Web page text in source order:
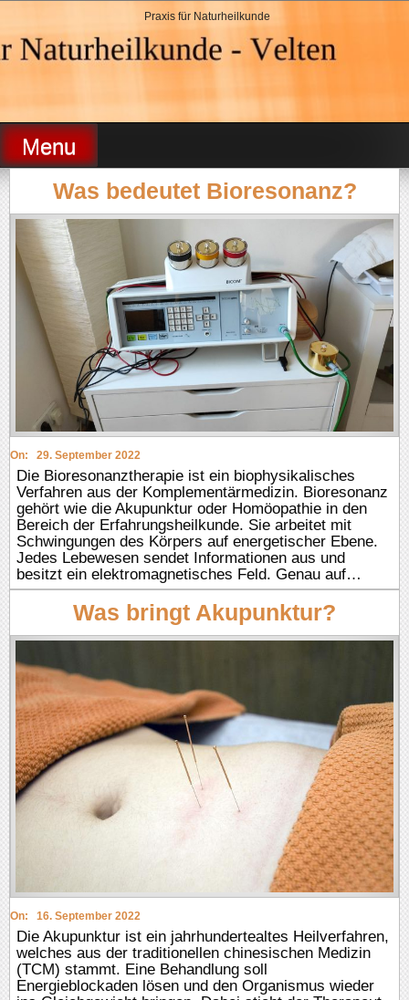
content
Heilpraktikerin Velten
Praxis für Naturheilkunde
Menu
Neues
Was bedeutet Bioresonanz?
On: 29. September 2022
Die Bioresonanztherapie ist ein biophysikalisches
Verfahren aus der Komplementärmedizin. Bioresonanz
gehört wie die Akupunktur oder Homöopathie in den
Bereich der Erfahrungsheilkunde. Sie arbeitet mit
Schwingungen des Körpers auf energetischer Ebene.
Jedes Lebewesen sendet Informationen aus und
besitzt ein elektromagnetisches Feld. Genau auf…
Was bringt Akupunktur?
On: 16. September 2022
Die Akupunktur ist ein jahrhundertealtes Heilverfahren,
welches aus der traditionellen chinesischen Medizin
(TCM) stammt. Eine Behandlung soll
Energieblockaden lösen und den Organismus wieder